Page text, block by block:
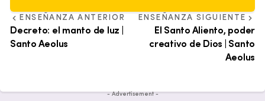
ENSEÑANZA ANTERIOR
Decreto: el manto de luz |
Santo Aeolus
ENSEÑANZA SIGUIENTE
El Santo Aliento, poder
creativo de Dios | Santo
Aeolus
- Advertisement -